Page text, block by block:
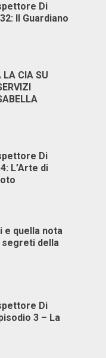
Di
Il Guardiano
LA CIA SU
Di
L’Arte di
e quella nota
della
Di
3 – La